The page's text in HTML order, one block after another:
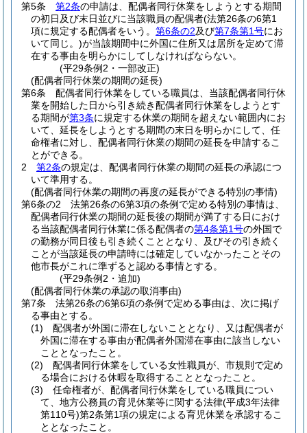
第5条
第2条の申請は、配偶者同行休業をしようとする期間
の初日及び末日並びに当該職員の配偶者(法第26条の6第1
項に規定する配偶者をいう。 第6条の2及び第7条第1号にお
いて同じ。)が当該期間中に外国に住所又は居所を定めて滞
在する事由を明らかにしてしなければならない。
(平29条例2・一部改正)
(配偶者同行休業の期間の延長)
第6条
配偶者同行休業をしている職員は、当該配偶者同行休
業を開始した日から引き続き配偶者同行休業をしようとす
る期間が第3条に規定する休業の期間を超えない範囲内にお
いて、延長をしようとする期間の末日を明らかにして、任
命権者に対し、配偶者同行休業の期間の延長を申請するこ
とができる。
2
第2条の規定は、配偶者同行休業の期間の延長の承認につ
いて準用する。
(配偶者同行休業の期間の再度の延長ができる特別の事情)
第6条の2
法第26条の6第3項の条例で定める特別の事情は、
配偶者同行休業の期間の延長後の期間が満了する日におけ
る当該配偶者同行休業に係る配偶者の第4条第1号の外国で
の勤務が同日後も引き続くこととなり、及びその引き続く
ことが当該延長の申請時には確定していなかったことその
他市長がこれに準ずると認める事情とする。
(平29条例2・追加)
(配偶者同行休業の承認の取消事由)
第7条
法第26条の6第6項の条例で定める事由は、次に掲げ
る事由とする。
(1)
配偶者が外国に滞在しないこととなり、又は配偶者が
外国に滞在する事由が配偶者外国滞在事由に該当しない
こととなったこと。
(2)
配偶者同行休業をしている女性職員が、市規則で定め
る場合における休暇を取得することとなったこと。
(3)
任命権者が、配偶者同行休業をしている職員につい
て、地方公務員の育児休業等に関する法律(平成3年法律
第110号)第2条第1項の規定による育児休業を承認するこ
ととなったこと。